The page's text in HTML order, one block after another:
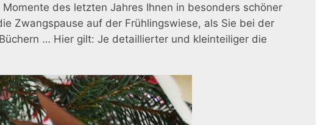
des letzten Jahres Ihnen in besonders schöner
Zwangspause auf der Frühlingswiese, als Sie bei der
… Hier gilt: Je detaillierter und kleinteiliger die